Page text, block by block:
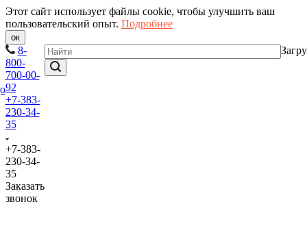
Этот сайт использует файлы cookie, чтобы улучшить ваш
пользовательский опыт. Подробнее
ок
8-
800-
700-00-
92
+7-383-
230-34-
35
+7-383-
230-34-
35
Заказать
звонок